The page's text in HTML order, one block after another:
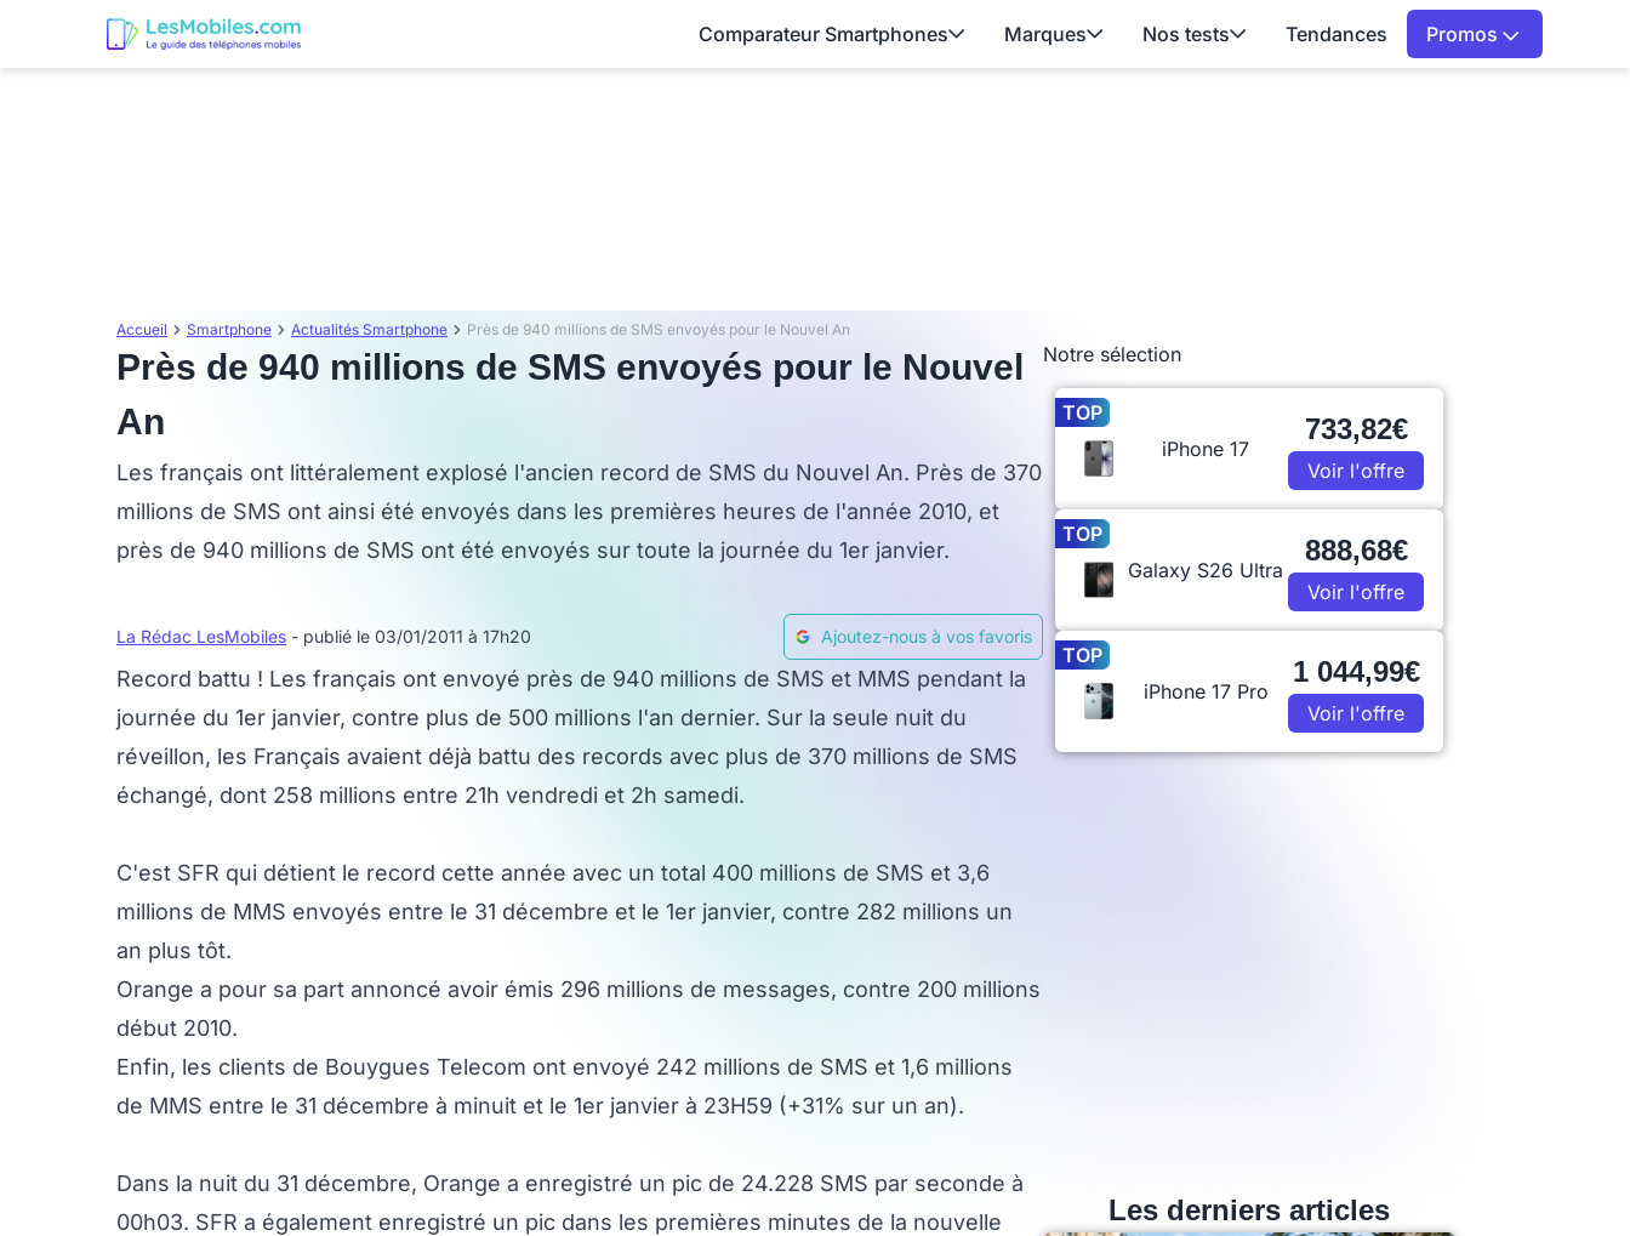
Comparateur Smartphones Marques Nos tests Tendances Promos
Accueil Smartphone Actualités Smartphone Près de 940 millions de SMS envoyés pour le Nouvel An
Près de 940 millions de SMS envoyés pour le Nouvel
An
Les français ont littéralement explosé l'ancien record de SMS du Nouvel An. Près de 370
millions de SMS ont ainsi été envoyés dans les premières heures de l'année 2010, et
près de 940 millions de SMS ont été envoyés sur toute la journée du 1er janvier.
La Rédac LesMobiles - publié le 03/01/2011 à 17h20 Ajoutez-nous à vos favoris
Record battu ! Les français ont envoyé près de 940 millions de SMS et MMS pendant la
journée du 1er janvier, contre plus de 500 millions l'an dernier. Sur la seule nuit du
réveillon, les Français avaient déjà battu des records avec plus de 370 millions de SMS
échangé, dont 258 millions entre 21h vendredi et 2h samedi.
C'est SFR qui détient le record cette année avec un total 400 millions de SMS et 3,6
millions de MMS envoyés entre le 31 décembre et le 1er janvier, contre 282 millions un
an plus tôt.
Orange a pour sa part annoncé avoir émis 296 millions de messages, contre 200 millions
début 2010.
Enfin, les clients de Bouygues Telecom ont envoyé 242 millions de SMS et 1,6 millions
de MMS entre le 31 décembre à minuit et le 1er janvier à 23H59 (+31% sur un an).
Dans la nuit du 31 décembre, Orange a enregistré un pic de 24.228 SMS par seconde à
00h03. SFR a également enregistré un pic dans les premières minutes de la nouvelle
Notre sélection
TOP
iPhone 17
733,82€
Voir l'offre
TOP
Galaxy S26 Ultra
888,68€
Voir l'offre
TOP
iPhone 17 Pro
1 044,99€
Voir l'offre
Les derniers articles